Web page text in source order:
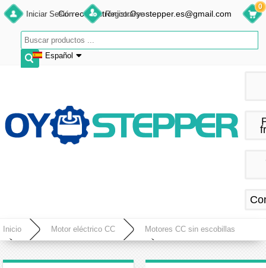
Iniciar Sesión Registrarse
Español
Français
Español
Correo electrónico:Oyostepper.es@gmail.com
0
Inicio Motor eléctrico CC Motores CC sin escobillas